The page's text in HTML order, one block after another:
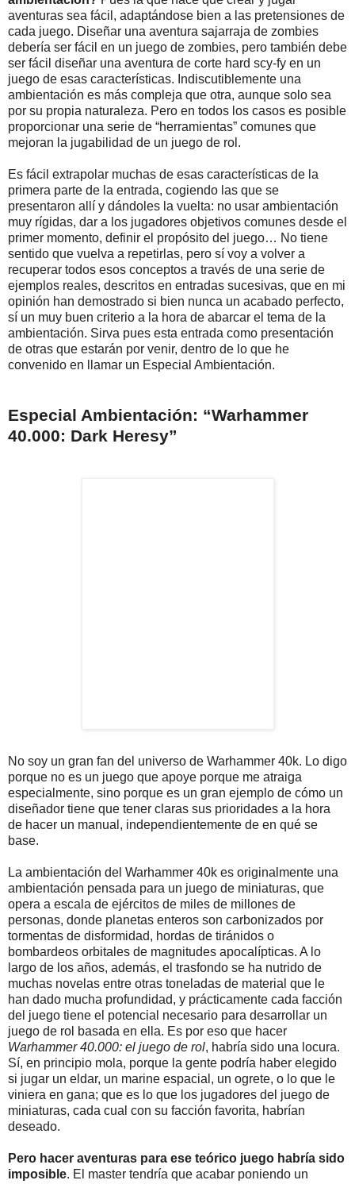
aventuras sea fácil, adaptándose bien a las pretensiones de
cada juego. Diseñar una aventura sajarraja de zombies
debería ser fácil en un juego de zombies, pero también debe
ser fácil diseñar una aventura de corte hard scy-fy en un
juego de esas características. Indiscutiblemente una
ambientación es más compleja que otra, aunque solo sea
por su propia naturaleza. Pero en todos los casos es posible
proporcionar una serie de “herramientas” comunes que
mejoran la jugabilidad de un juego de rol.
Es fácil extrapolar muchas de esas características de la
primera parte de la entrada, cogiendo las que se
presentaron allí y dándoles la vuelta: no usar ambientación
muy rígidas, dar a los jugadores objetivos comunes desde el
primer momento, definir el propósito del juego… No tiene
sentido que vuelva a repetirlas, pero sí voy a volver a
recuperar todos esos conceptos a través de una serie de
ejemplos reales, descritos en entradas sucesivas, que en mi
opinión han demostrado si bien nunca un acabado perfecto,
sí un muy buen criterio a la hora de abarcar el tema de la
ambientación. Sirva pues esta entrada como presentación
de otras que estarán por venir, dentro de lo que he
convenido en llamar un Especial Ambientación.
Especial Ambientación: “Warhammer
40.000: Dark Heresy”
No soy un gran fan del universo de Warhammer 40k. Lo digo
porque no es un juego que apoye porque me atraiga
especialmente, sino porque es un gran ejemplo de cómo un
diseñador tiene que tener claras sus prioridades a la hora
de hacer un manual, independientemente de en qué se
base.
La ambientación del Warhammer 40k es originalmente una
ambientación pensada para un juego de miniaturas, que
opera a escala de ejércitos de miles de millones de
personas, donde planetas enteros son carbonizados por
tormentas de disformidad, hordas de tiránidos o
bombardeos orbitales de magnitudes apocalípticas. A lo
largo de los años, además, el trasfondo se ha nutrido de
muchas novelas entre otras toneladas de material que le
han dado mucha profundidad, y prácticamente cada facción
del juego tiene el potencial necesario para desarrollar un
juego de rol basada en ella. Es por eso que hacer
Warhammer 40.000: el juego de rol, habría sido una locura.
Sí, en principio mola, porque la gente podría haber elegido
si jugar un eldar, un marine espacial, un ogrete, o lo que le
viniera en gana; que es lo que los jugadores del juego de
miniaturas, cada cual con su facción favorita, habrían
deseado.
Pero hacer aventuras para ese teórico juego habría sido
imposible. El master tendría que acabar poniendo un